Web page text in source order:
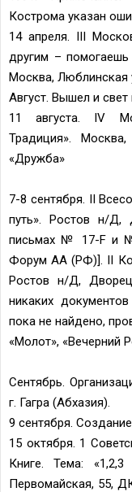
Кострома указан
14 апреля. III
другим –
Москва, Люблинская
Август. Вышел и
11 августа. IV
Традиция».
«Дружба»
7-8 сентября. II
путь». Ростов н/Д,
письмах № 17-F и
Форум АА (РФ)]. II
Ростов н/Д,
никаких
пока не найдено,
«Молот», «Вечерний
Сентябрь.
г. Гагра (Абхазия).
9 сентября.
15 октября. 1
Книге. Тема:
Первомайская, 55,